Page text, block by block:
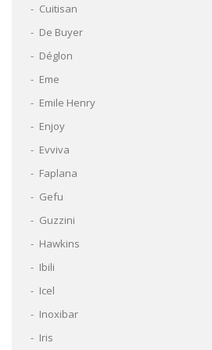
Cuitisan
De Buyer
Déglon
Eme
Emile Henry
Enjoy
Evviva
Faplana
Gefu
Guzzini
Hawkins
Ibili
Icel
Inoxibar
Iris